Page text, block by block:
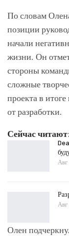
По словам
позиции
начали
жизни. Он
стороны
сложные
проекта в
от разработки.
Сейчас читают:
Олен